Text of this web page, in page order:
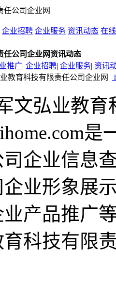
任公司企业网
企业招聘 企业服务 资讯动态 在
任公司企业网资讯动态
推广| 企业招聘| 企业服务| 资讯
教育科技有限责任公司企业网
文弘业教育
企业信息
企业形象展
产品推广
育科技有限